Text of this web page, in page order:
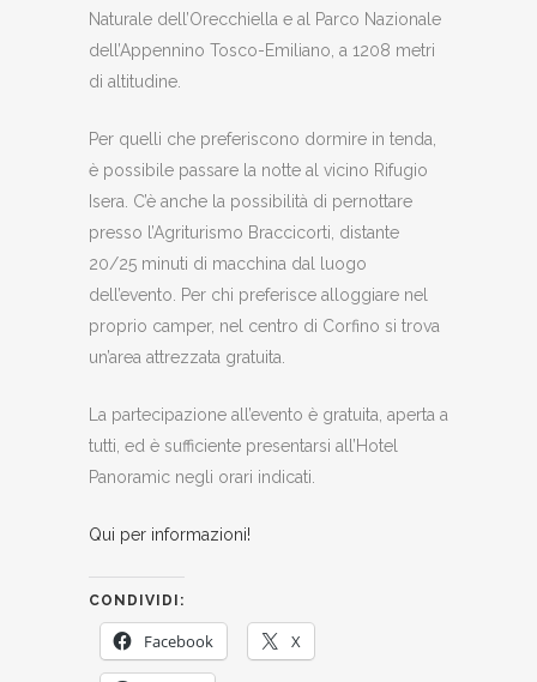
Naturale dell’Orecchiella e al Parco Nazionale
dell’Appennino Tosco-Emiliano, a 1208 metri
di altitudine.
Per quelli che preferiscono dormire in tenda,
è possibile passare la notte al vicino Rifugio
Isera. C’è anche la possibilità di pernottare
presso l’Agriturismo Braccicorti, distante
20/25 minuti di macchina dal luogo
dell’evento. Per chi preferisce alloggiare nel
proprio camper, nel centro di Corfino si trova
un’area attrezzata gratuita.
La partecipazione all’evento è gratuita, aperta a
tutti, ed è sufficiente presentarsi all’Hotel
Panoramic negli orari indicati.
Qui per informazioni!
CONDIVIDI:
Facebook X